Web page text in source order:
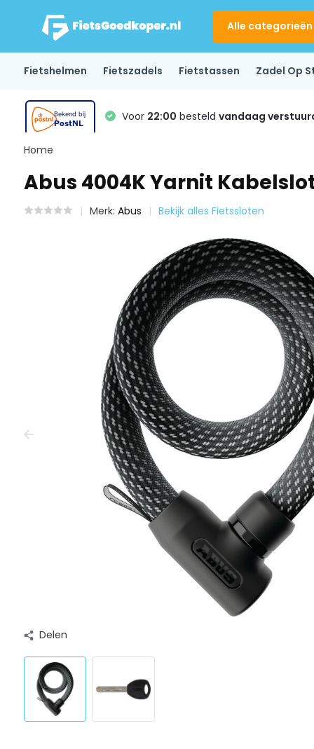
Alle categorieën
Fietshelmen Fietszadels Fietstassen Zadel Op
Voor 22:00 besteld vandaag
Home
Abus 4004K Yarnit
Merk: Abus Bekijk alles Fietssloten
Delen